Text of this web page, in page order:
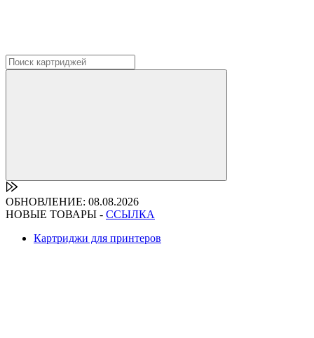
ОБНОВЛЕНИЕ: 08.08.2026
НОВЫЕ ТОВАРЫ - ССЫЛКА
Картриджи для принтеров